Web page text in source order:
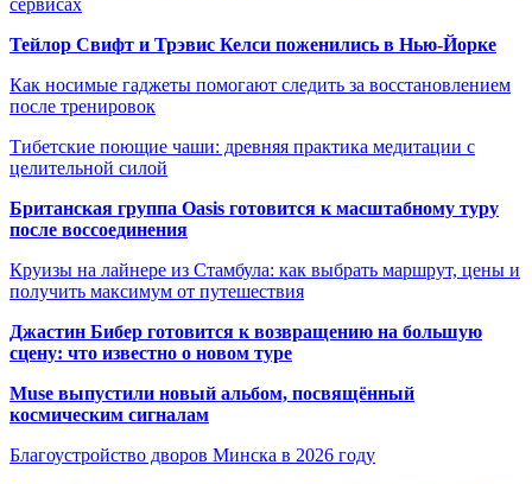
сервисах
Тейлор Свифт и Трэвис Келси поженились в Нью-Йорке
Как носимые гаджеты помогают следить за восстановлением
после тренировок
Тибетские поющие чаши: древняя практика медитации с
целительной силой
Британская группа Oasis готовится к масштабному туру
после воссоединения
Круизы на лайнере из Стамбула: как выбрать маршрут, цены и
получить максимум от путешествия
Джастин Бибер готовится к возвращению на большую
сцену: что известно о новом туре
Muse выпустили новый альбом, посвящённый
космическим сигналам
Благоустройство дворов Минска в 2026 году